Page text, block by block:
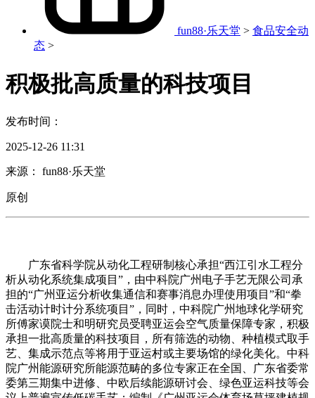
fun88·乐天堂 > 食品安全动
态 >
积极批高质量的科技项目
发布时间：
2025-12-26 11:31
来源： fun88·乐天堂
原创
广东省科学院从动化工程研制核心承担“西江引水工程分
析从动化系统集成项目”，由中科院广州电子手艺无限公司承
担的“广州亚运分析收集通信和赛事消息办理使用项目”和“拳
击活动计时计分系统项目”，同时，中科院广州地球化学研究
所傅家谟院士和明研究员受聘亚运会空气质量保障专家，积极
承担一批高质量的科技项目，所有筛选的动物、种植模式取手
艺、集成示范点等将用于亚运村或主要场馆的绿化美化。中科
院广州能源研究所能源范畴的多位专家正在全国、广东省委常
委第三期集中进修、中欧后续能源研讨会、绿色亚运科技等会